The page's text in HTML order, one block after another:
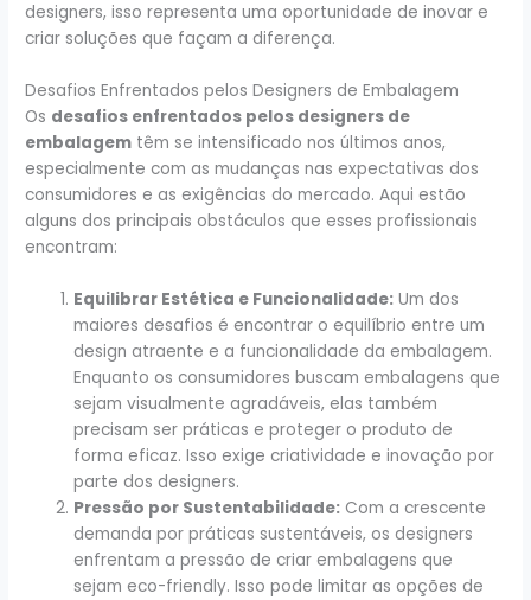
designers, isso representa uma oportunidade de inovar e
criar soluções que façam a diferença.
Desafios Enfrentados pelos Designers de Embalagem
Os desafios enfrentados pelos designers de
embalagem têm se intensificado nos últimos anos,
especialmente com as mudanças nas expectativas dos
consumidores e as exigências do mercado. Aqui estão
alguns dos principais obstáculos que esses profissionais
encontram:
Equilibrar Estética e Funcionalidade: Um dos
maiores desafios é encontrar o equilíbrio entre um
design atraente e a funcionalidade da embalagem.
Enquanto os consumidores buscam embalagens que
sejam visualmente agradáveis, elas também
precisam ser práticas e proteger o produto de
forma eficaz. Isso exige criatividade e inovação por
parte dos designers.
Pressão por Sustentabilidade: Com a crescente
demanda por práticas sustentáveis, os designers
enfrentam a pressão de criar embalagens que
sejam eco-friendly. Isso pode limitar as opções de